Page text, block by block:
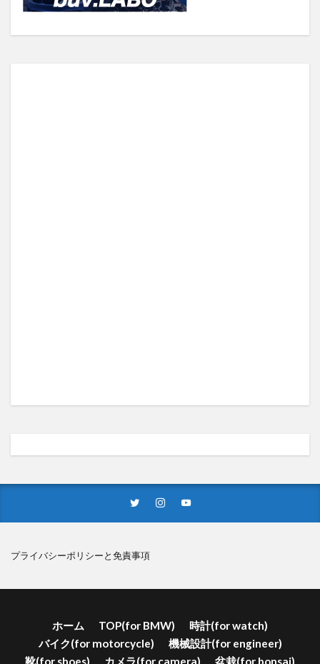
プライバシーポリシーと免責事項
ホーム TOP(for BMW)
時計(for watch)
バイク(for motorcycle)
機械設計(for engineer)
靴(for shoes)
カメラ(for camera) 盆栽(for bonsai)